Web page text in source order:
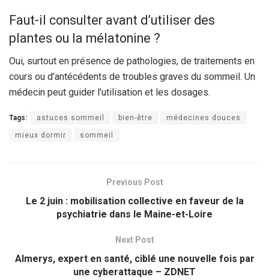
Faut-il consulter avant d’utiliser des
plantes ou la mélatonine ?
Oui, surtout en présence de pathologies, de traitements en
cours ou d’antécédents de troubles graves du sommeil. Un
médecin peut guider l’utilisation et les dosages.
Tags: astuces sommeil bien-être médecines douces
mieux dormir sommeil
Previous Post
Le 2 juin : mobilisation collective en faveur de la
psychiatrie dans le Maine-et-Loire
Next Post
Almerys, expert en santé, ciblé une nouvelle fois par
une cyberattaque – ZDNET